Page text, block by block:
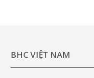
BHC VIỆT NAM